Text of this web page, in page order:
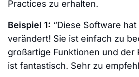
Practices zu erhalten.
Beispiel 1: “Diese Software
verändert! Sie ist einfach zu
großartige Funktionen und der
ist fantastisch. Sehr zu